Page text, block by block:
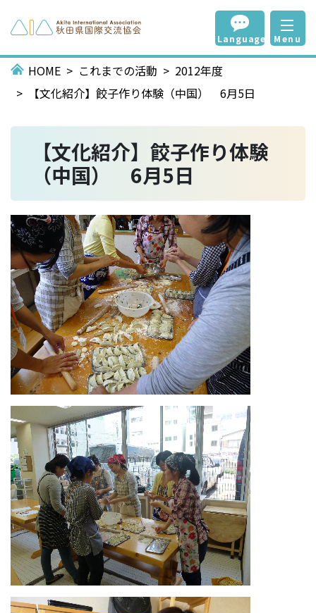
Language Menu
HOME これまでの活動
2012年度
【文化紹介】餃子作り体験（中国） 6月5日
【文化紹介】餃子作り体験
（中国） 6月5日